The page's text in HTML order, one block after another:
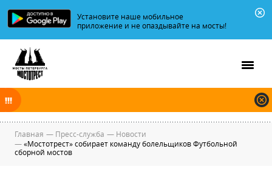
Установите наше мобильное
приложение и не опаздывайте на мосты!
разводятся по графику.
Главная — Пресс-служба — Новости
—«Мостотрест» собирает команду болельщиков Футбольной
сборной мостов